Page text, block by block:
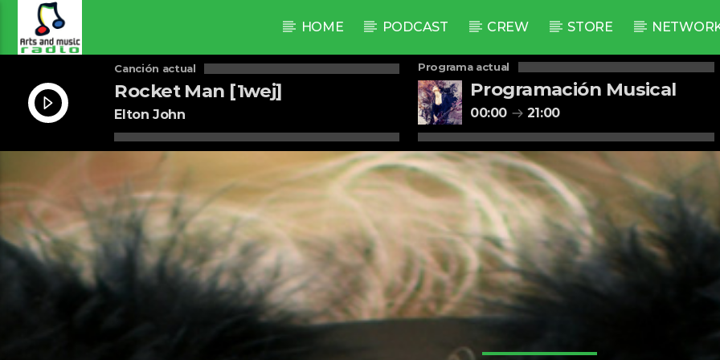
HOME PODCAST CREW STORE
Canción actual
Rocket Man [1wej]
Elton John
Programa actual
Programación Musical
00:00 21:00